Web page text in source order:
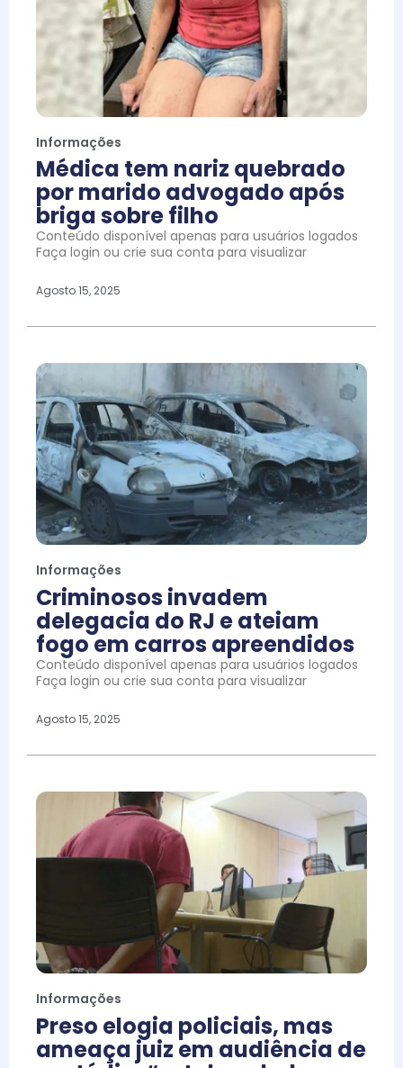
Informações
Médica tem nariz quebrado
por marido advogado após
briga sobre filho
Conteúdo disponível apenas para usuários logados
Faça login ou crie sua conta para visualizar
Agosto 15, 2025
Informações
Criminosos invadem
delegacia do RJ e ateiam
fogo em carros apreendidos
Conteúdo disponível apenas para usuários logados
Faça login ou crie sua conta para visualizar
Agosto 15, 2025
Informações
Preso elogia policiais, mas
ameaça juiz em audiência de